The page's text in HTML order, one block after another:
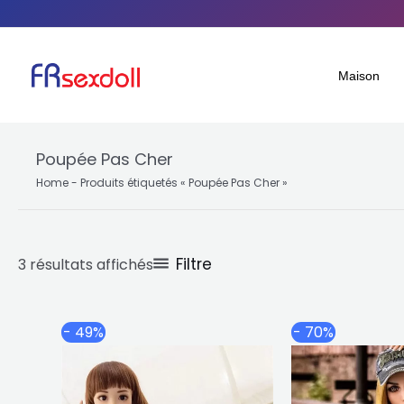
contenu
Maison
Poupée Pas Cher
Home- Produits étiquetés « Poupée Pas Cher »
3 résultats affichés Filtre
- 49%
de
- 70%